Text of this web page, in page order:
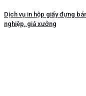
Dịch vụ in hộp giấy đựng
nghiệp, giá xưởng